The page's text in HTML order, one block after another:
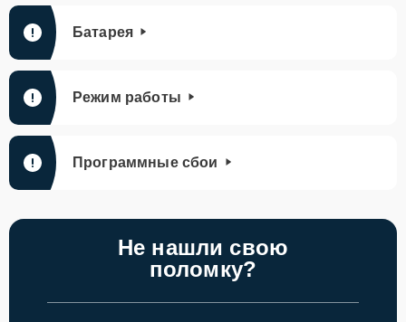
Батарея
Режим работы
Программные сбои
Не нашли свою
поломку?